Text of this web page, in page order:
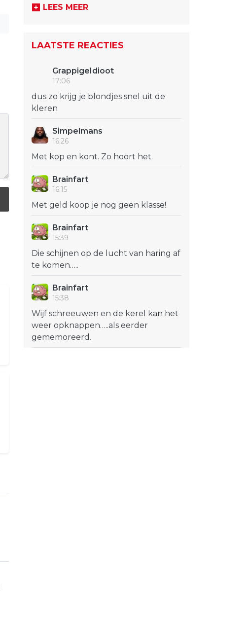
LEES MEER
LAATSTE REACTIES
GrappigeIdioot
17:06
dus zo krijg je blondjes snel uit de
kleren
Simpelmans
16:26
Met kop en kont. Zo hoort het.
Brainfart
16:15
Met geld koop je nog geen klasse!
Brainfart
15:39
Die schijnen op de lucht van haring af
te komen…..
Brainfart
15:38
Wijf schreeuwen en de kerel kan het
weer opknappen…..als eerder
gememoreerd.